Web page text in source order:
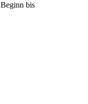
Beginn bis